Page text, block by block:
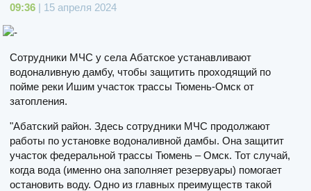
09:36 | 15 апреля 2024
Сотрудники МЧС у села Абатское устанавливают
водоналивную дамбу, чтобы защитить проходящий по
пойме реки Ишим участок трассы Тюмень-Омск от
затопления.
"Абатский район. Здесь сотрудники МЧС продолжают
работы по установке водоналивной дамбы. Она защитит
участок федеральной трассы Тюмень – Омск. Тот случай,
когда вода (именно она заполняет резервуары) помогает
остановить воду. Одно из главных преимуществ такой